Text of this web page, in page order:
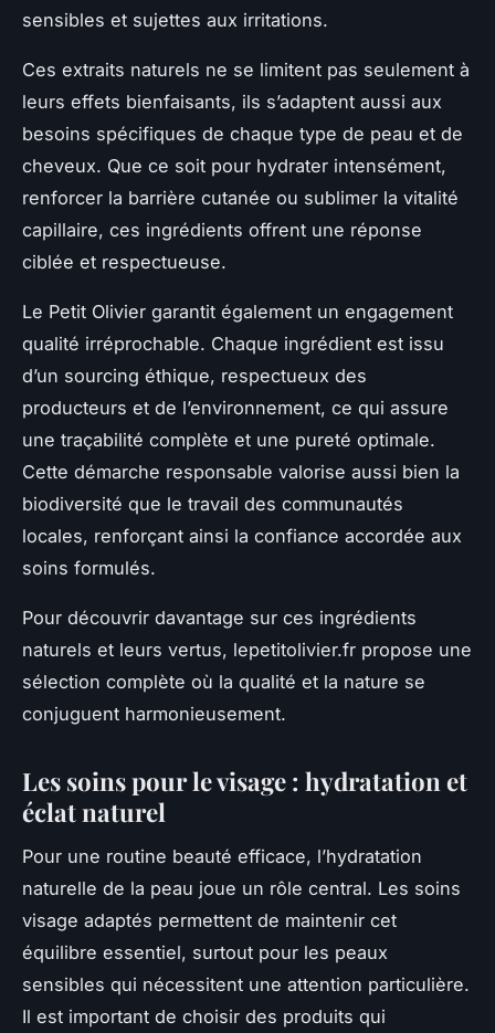
sensibles et sujettes aux irritations.
Ces extraits naturels ne se limitent pas seulement à
leurs effets bienfaisants, ils s’adaptent aussi aux
besoins spécifiques de chaque type de peau et de
cheveux. Que ce soit pour hydrater intensément,
renforcer la barrière cutanée ou sublimer la vitalité
capillaire, ces ingrédients offrent une réponse
ciblée et respectueuse.
Le Petit Olivier garantit également un engagement
qualité irréprochable. Chaque ingrédient est issu
d’un sourcing éthique, respectueux des
producteurs et de l’environnement, ce qui assure
une traçabilité complète et une pureté optimale.
Cette démarche responsable valorise aussi bien la
biodiversité que le travail des communautés
locales, renforçant ainsi la confiance accordée aux
soins formulés.
Pour découvrir davantage sur ces ingrédients
naturels et leurs vertus, lepetitolivier.fr propose une
sélection complète où la qualité et la nature se
conjuguent harmonieusement.
Les soins pour le visage : hydratation et
éclat naturel
Pour une routine beauté efficace, l’hydratation
naturelle de la peau joue un rôle central. Les soins
visage adaptés permettent de maintenir cet
équilibre essentiel, surtout pour les peaux
sensibles qui nécessitent une attention particulière.
Il est important de choisir des produits qui